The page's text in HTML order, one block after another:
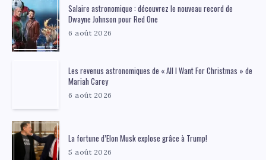
Salaire astronomique : découvrez le nouveau record de
Dwayne Johnson pour Red One
6 août 2026
Les revenus astronomiques de « All I Want For Christmas » de
Mariah Carey
6 août 2026
La fortune d’Elon Musk explose grâce à Trump!
5 août 2026